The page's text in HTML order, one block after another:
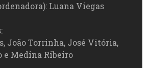
Luana Viegas
João Torrinha, José Vitória,
e Medina Ribeiro